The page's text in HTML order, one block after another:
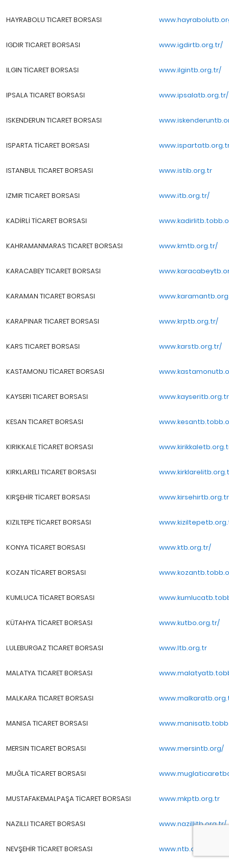
HAYRABOLU TICARET BORSASI
IGDIR TICARET BORSASI www.igdirtb.org.tr/
ILGIN TİCARET BORSASI www.ilgintb.org.tr/
IPSALA TICARET BORSASI www.ipsalatb.org.tr/
ISKENDERUN TICARET BORSASI
ISPARTA TİCARET BORSASI
ISTANBUL TICARET BORSASI www.istib.org.tr
IZMIR TICARET BORSASI www.itb.org.tr/
KADİRLİ TİCARET BORSASI
KAHRAMANMARAS TICARET BORSASI www.kmtb.org.tr/
KARACABEY TICARET BORSASI
KARAMAN TICARET BORSASI
KARAPINAR TICARET BORSASI www.krptb.org.tr/
KARS TICARET BORSASI www.karstb.org.tr/
KASTAMONU TİCARET BORSASI
KAYSERI TICARET BORSASI
KESAN TICARET BORSASI
KIRIKKALE TİCARET BORSASI
KIRKLARELI TICARET BORSASI
KIRŞEHİR TİCARET BORSASI www.kirsehirtb.org.tr
KIZILTEPE TİCARET BORSASI
KONYA TİCARET BORSASI www.ktb.org.tr/
KOZAN TİCARET BORSASI
KUMLUCA TİCARET BORSASI
KÜTAHYA TİCARET BORSASI www.kutbo.org.tr/
LULEBURGAZ TICARET BORSASI www.ltb.org.tr
MALATYA TICARET BORSASI
MALKARA TICARET BORSASI
MANISA TICARET BORSASI
MERSIN TICARET BORSASI www.mersintb.org/
MUĞLA TİCARET BORSASI
MUSTAFAKEMALPAŞA TİCARET BORSASI www.mkptb.org.tr
NAZILLI TICARET BORSASI www.nazillitb.org.tr/
NEVŞEHİR TİCARET BORSASI www.ntb.org.tr